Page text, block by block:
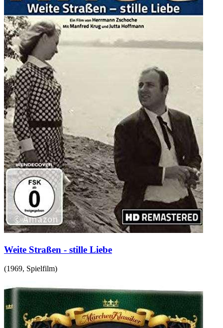
Weite Straßen - stille Liebe
(1969, Spielfilm)